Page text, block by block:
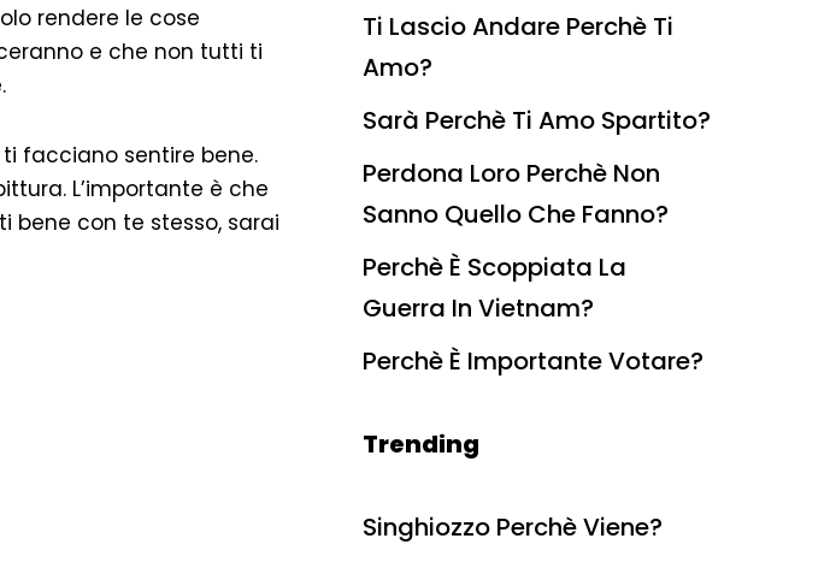
rendere le cose
e che non tutti ti
facciano sentire bene.
L’importante è che
bene con te stesso, sarai
Ti Lascio Andare Perchè Ti
Amo?
Sarà Perchè Ti Amo Spartito?
Perdona Loro Perchè Non
Sanno Quello Che Fanno?
Perchè È Scoppiata La
Guerra In Vietnam?
Perchè È Importante Votare?
Trending
Singhiozzo Perchè Viene?